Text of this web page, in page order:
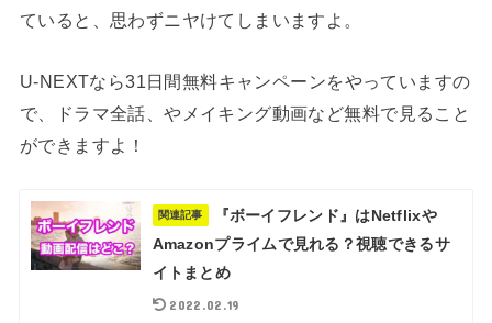
ていると、思わずニヤけてしまいますよ。
U-NEXTなら31日間無料キャンペーンをやっていますの
で、ドラマ全話、やメイキング動画など無料で見ること
ができますよ！
関連記事
『ボーイフレンド』はNetflixや
Amazonプライムで見れる？視聴できるサ
イトまとめ
2022.02.19